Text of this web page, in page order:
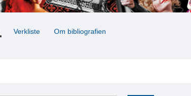
Verkliste Om bibliografien